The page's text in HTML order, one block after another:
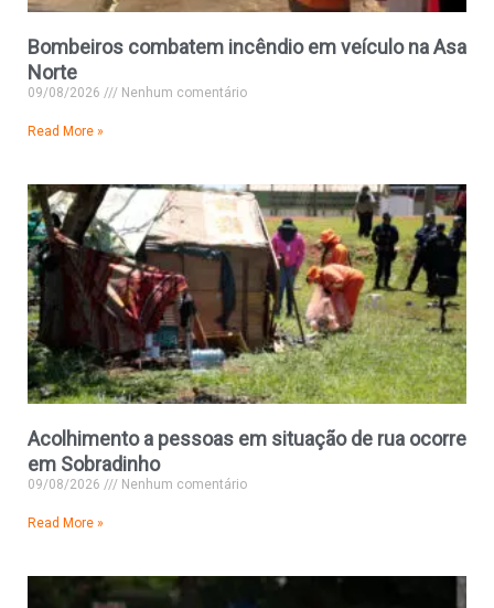
Bombeiros combatem incêndio em veículo na Asa
Norte
09/08/2026 Nenhum comentário
Read More »
Acolhimento a pessoas em situação de rua ocorre
em Sobradinho
09/08/2026 Nenhum comentário
Read More »